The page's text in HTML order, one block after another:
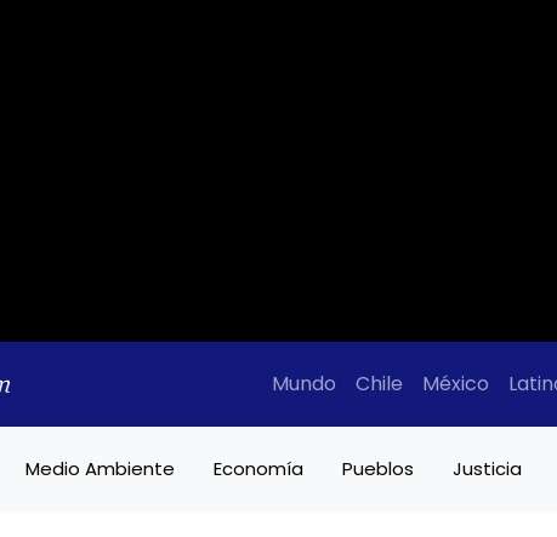
Mundo Chile México
Medio Ambiente Economía Pueblos Justicia